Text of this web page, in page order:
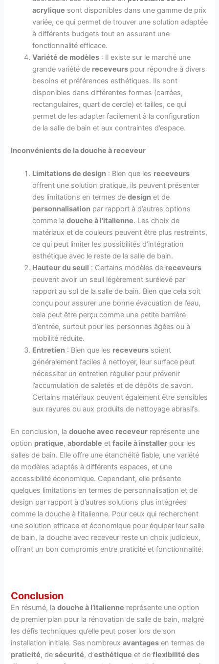
acrylique sont disponibles dans une gamme de prix
variée, ce qui permet de trouver une solution adaptée
à différents budgets tout en assurant une
fonctionnalité efficace.
Variété de modèles : Il existe sur le marché une
grande variété de receveurs pour répondre à divers
besoins et préférences esthétiques. Ils sont
disponibles dans différentes formes (carrées,
rectangulaires, quart de cercle) et tailles, ce qui
permet de les adapter facilement à la configuration
de la salle de bain et aux contraintes d’espace.
Inconvénients de la douche à receveur
Limitations de design : Bien que les receveurs
offrent une solution pratique, ils peuvent présenter
des limitations en termes dedesign et de
personnalisation par rapport à d’autres options
comme ladouche à l’italienne. Les choix de
matériaux et de couleurs peuvent être plus restreints,
ce qui peut limiter les possibilités d’intégration
esthétique avec le reste de la salle de bain.
Hauteur du seuil : Certains modèles de receveurs
peuvent avoir un seuil légèrement surélevé par
rapport au sol de la salle de bain. Bien que cela soit
conçu pour assurer une bonne évacuation de l’eau,
cela peut être perçu comme une petite barrière
d’entrée, surtout pour les personnes âgées ou à
mobilité réduite.
Entretien : Bien que les receveurs soient
généralement faciles à nettoyer, leur surface peut
nécessiter un entretien régulier pour prévenir
l’accumulation de saletés et de dépôts de savon.
Certains matériaux peuvent également être sensibles
aux rayures ou aux produits de nettoyage abrasifs.
En conclusion, ladouche avec receveur représente une
option pratique,abordable etfacile à installer pour les
salles de bain. Elle offre une étanchéité fiable, une variété
de modèles adaptés à différents espaces, et une
accessibilité économique. Cependant, elle présente
quelques limitations en termes de personnalisation et de
design par rapport à d’autres solutions plus intégrées
comme la douche à l’italienne. Pour ceux qui recherchent
une solution efficace et économique pour équiper leur salle
de bain, la douche avec receveur reste un choix judicieux,
offrant un bon compromis entre praticité et fonctionnalité.
Conclusion
En résumé, ladouche à l’italienne représente une option
de premier plan pour la rénovation de salle de bain, malgré
les défis techniques qu’elle peut poser lors de son
installation initiale. Ses nombreuxavantages en termes de
praticité, desécurité, d’esthétique et deflexibilité des